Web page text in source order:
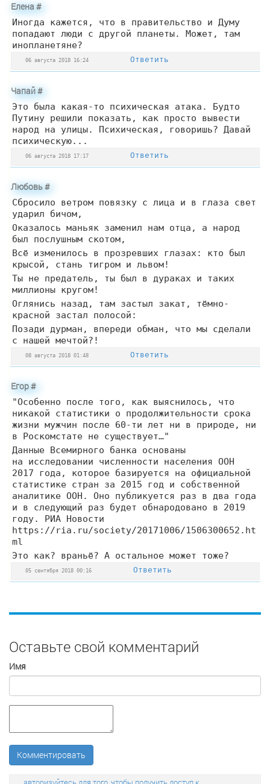
Елена#
Иногда кажется, что в правительство и Думу
попадают люди с другой планеты. Может, там
инопланетяне?
06 августа 2018 16:24 Ответить
Чапай#
Это была какая-то психическая атака. Будто
Путину решили показать, как просто вывести
народ на улицы. Психическая, говоришь? Давай
психическую...
06 августа 2018 17:17 Ответить
Любовь#
Сбросило ветром повязку с лица и в глаза свет
ударил бичом,
Оказалось маньяк заменил нам отца, а народ
был послушным скотом,
Всё изменилось в прозревших глазах: кто был
крысой, стань тигром и львом!
Ты не предатель, ты был в дураках и таких
миллионы кругом!
Оглянись назад, там застыл закат, тёмно-
красной застал полосой:
Позади дурман, впереди обман, что мы сделали
с нашей мечтой?!
08 августа 2018 01:48 Ответить
Егор#
"Особенно после того, как выяснилось, что
никакой статистики о продолжительности срока
жизни мужчин после 60-ти лет ни в природе, ни
в Роскомстате не существует…"
Данные Всемирного банка основаны
на исследовании численности населения ООН
2017 года, которое базируется на официальной
статистике стран за 2015 год и собственной
аналитике ООН. Оно публикуется раз в два года
и в следующий раз будет обнародовано в 2019
году. РИА Новости
https://ria.ru/society/20171006/1506300652.ht
ml
Это как? враньё? А остальное может тоже?
05 сентября 2018 00:16 Ответить
Оставьте свой комментарий
Имя
Комментировать